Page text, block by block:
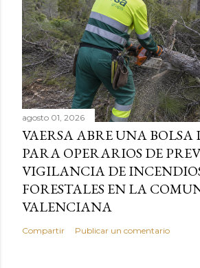
agosto 01, 2026
VAERSA ABRE UNA BOLSA
PARA OPERARIOS DE
VIGILANCIA DE
FORESTALES EN LA
VALENCIANA
Compartir Publicar un comentario